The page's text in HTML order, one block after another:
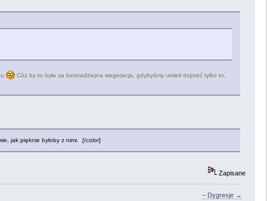
Cóż by to była za beznadziejna wegetacja, gdybyśmy umieli dojrzeć tylko to,
jak pięknie byłoby z nimi. [/color]
Zapisane
– Dygresje →